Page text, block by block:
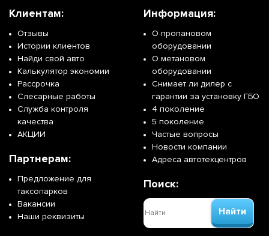
Клиентам:
Отзывы
Истории клиентов
Найди свой авто
Калькулятор экономии
Рассрочка
Слесарные работы
Служба контроля
качества
АКЦИИ
Партнерам:
Предложение для
таксопарков
Вакансии
Наши реквизиты
Информация:
О пропановом
оборудовании
О метановом
оборудовании
Снимает ли дилер с
гарантии за установку ГБО
4 поколение
5 поколение
Частые вопросы
Новости компании
Адреса автотехцентров
Поиск:
Найти